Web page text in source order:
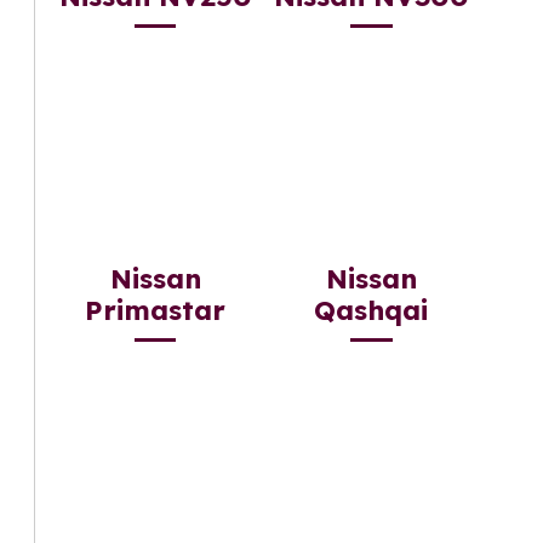
Nissan
Primastar
Nissan
Qashqai